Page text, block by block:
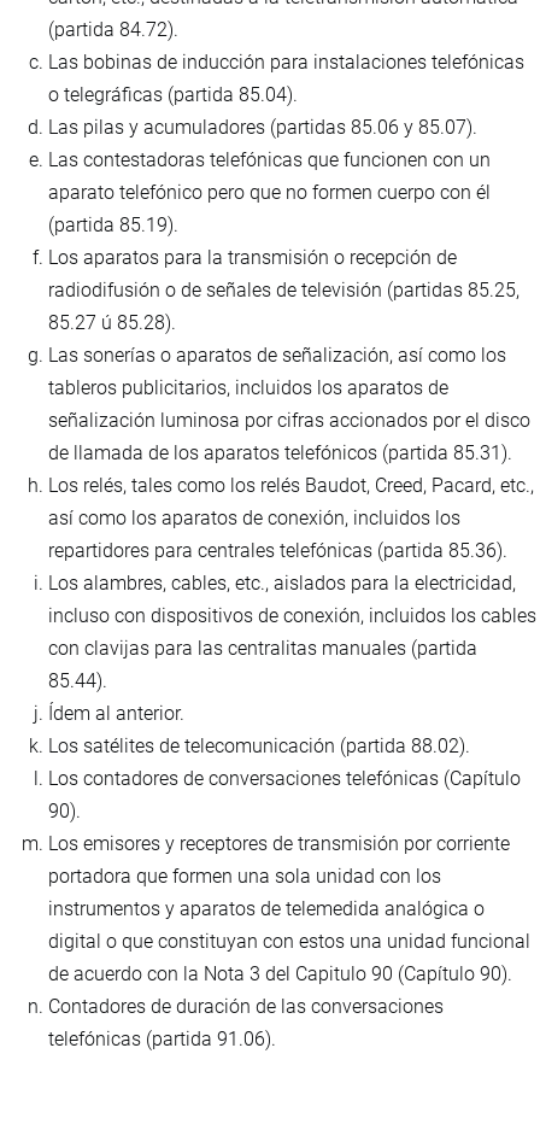
(partida 84.72).
Las bobinas de inducción para instalaciones telefónicas
o telegráficas (partida 85.04).
Las pilas y acumuladores (partidas 85.06 y 85.07).
Las contestadoras telefónicas que funcionen con un
aparato telefónico pero que no formen cuerpo con él
(partida 85.19).
Los aparatos para la transmisión o recepción de
radiodifusión o de señales de televisión (partidas 85.25,
85.27 ú 85.28).
Las sonerías o aparatos de señalización, así como los
tableros publicitarios, incluidos los aparatos de
señalización luminosa por cifras accionados por el disco
de llamada de los aparatos telefónicos (partida 85.31).
Los relés, tales como los relés Baudot, Creed, Pacard, etc.,
así como los aparatos de conexión, incluidos los
repartidores para centrales telefónicas (partida 85.36).
Los alambres, cables, etc., aislados para la electricidad,
incluso con dispositivos de conexión, incluidos los cables
con clavijas para las centralitas manuales (partida
85.44).
Ídem al anterior.
Los satélites de telecomunicación (partida 88.02).
Los contadores de conversaciones telefónicas (Capítulo
90).
Los emisores y receptores de transmisión por corriente
portadora que formen una sola unidad con los
instrumentos y aparatos de telemedida analógica o
digital o que constituyan con estos una unidad funcional
de acuerdo con la Nota 3 del Capitulo 90 (Capítulo 90).
Contadores de duración de las conversaciones
telefónicas (partida 91.06).